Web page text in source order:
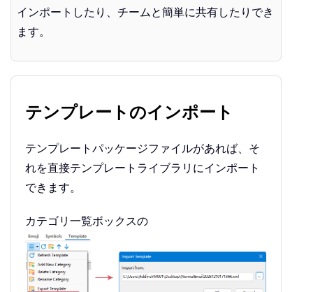
インポートしたり、チームと簡単に共有したりでき
ます。
テンプレートのインポート
テンプレートパッケージファイルがあれば、そ
れを直接テンプレートライブラリにインポート
できます。
カテゴリ一覧ボックスの